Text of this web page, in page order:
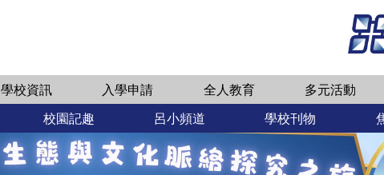
學校資訊 入學申請 全人教育 多元活動
校園記趣 呂小頻道 學校刊物